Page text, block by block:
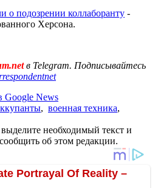
о подозрении коллаборанту -
Херсона.
в Telegram. Подписывайтесь
Google News
, военная техника,
необходимый текст и
об этом редакции.